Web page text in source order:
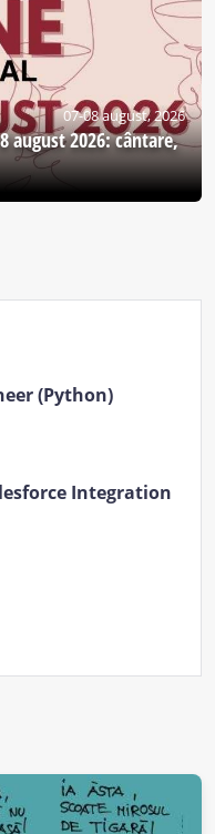
07-08 august, 2026
august 2026: cântare,
(Python)
Integration